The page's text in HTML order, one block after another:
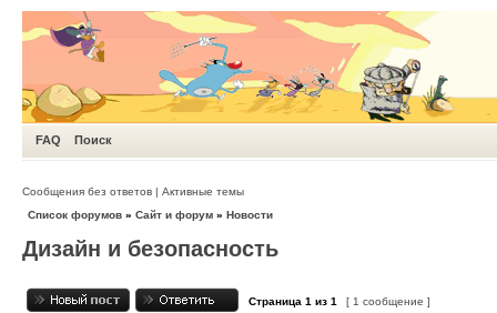
FAQ Поиск
Сообщения без ответов | Активные темы
Список форумов » Сайт и форум » Новости
Дизайн и безопасность
Страница 1 из 1 [ 1 сообщение ]